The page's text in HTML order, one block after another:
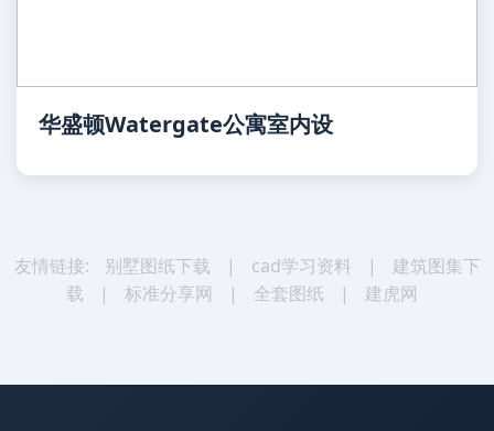
华盛顿Watergate公寓室内设
友情链接: 别墅图纸下载 | cad学习资料 |
建筑图集下
载
| 标准分享网 | 全套图纸 | 建虎网